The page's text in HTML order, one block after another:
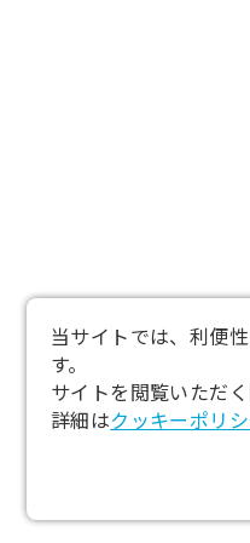
当サイトでは、利便
す。
サイトを閲覧いただ
詳細はクッキーポリ